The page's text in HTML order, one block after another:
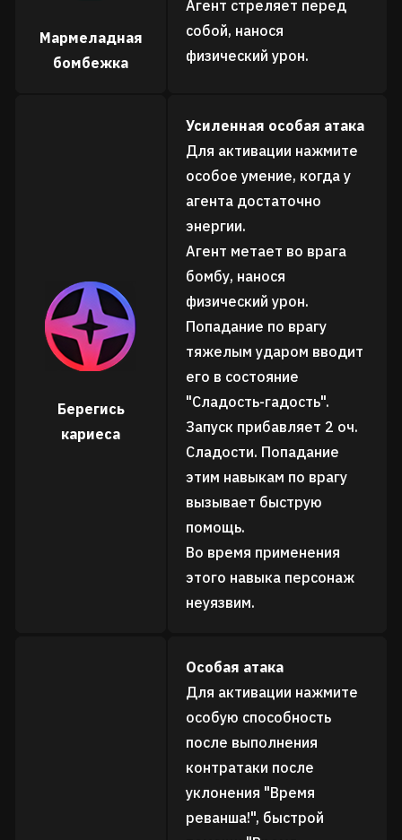
Мармеладная
бомбежка
Агент стреляет перед
собой, нанося
физический урон.
Берегись
кариеса
Усиленная особая атака
Для активации нажмите
особое умение, когда у
агента достаточно
энергии.
Агент метает во врага
бомбу, нанося
физический урон.
Попадание по врагу
тяжелым ударом вводит
его в состояние
"Сладость-гадость".
Запуск прибавляет 2 оч.
Сладости. Попадание
этим навыкам по врагу
вызывает быструю
помощь.
Во время применения
этого навыка персонаж
неуязвим.
Особая атака
Для активации нажмите
особую способность
после выполнения
контратаки после
уклонения "Время
реванша!", быстрой